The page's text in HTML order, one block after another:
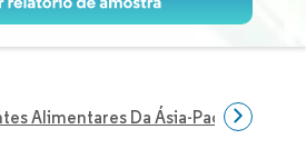
Alimentares Da Ásia-Pacífico